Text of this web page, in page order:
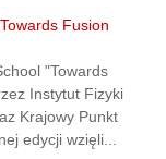
"Towards
Instytut Fizyki
Krajowy Punkt
edycji wzięli...